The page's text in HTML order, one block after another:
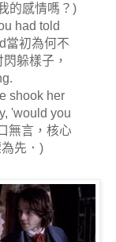
的感情嗎？)
had told
當初為何不
躲樣子，
shook her
'would you
無言，核心
先．)